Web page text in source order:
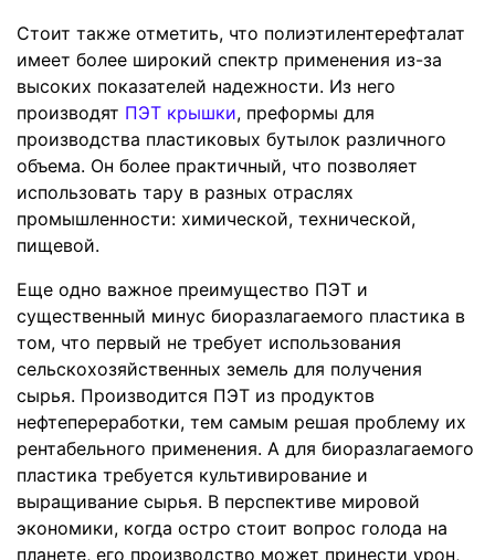
Стоит также отметить, что полиэтилентерефталат
имеет более широкий спектр применения из-за
высоких показателей надежности. Из него
производят ПЭТ крышки, преформы для
производства пластиковых бутылок различного
объема. Он более практичный, что позволяет
использовать тару в разных отраслях
промышленности: химической, технической,
пищевой.
Еще одно важное преимущество ПЭТ и
существенный минус биоразлагаемого пластика в
том, что первый не требует использования
сельскохозяйственных земель для получения
сырья. Производится ПЭТ из продуктов
нефтепереработки, тем самым решая проблему их
рентабельного применения. А для биоразлагаемого
пластика требуется культивирование и
выращивание сырья. В перспективе мировой
экономики, когда остро стоит вопрос голода на
планете, его производство может принести урон,